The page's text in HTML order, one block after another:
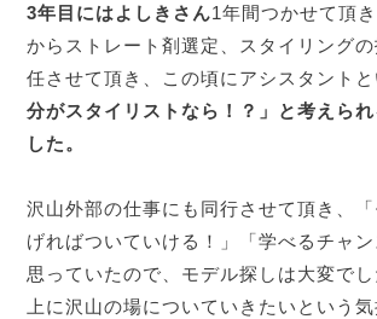
3年目にはよしきさん1年間つかせて頂
からストレート剤選定、スタイリング
任させて頂き、この頃にアシスタント
分がスタイリストなら！？」と考えら
した。
沢山外部の仕事にも同行させて頂き、
げればついていける！」「学べるチャ
思っていたので、モデル探しは大変で
上に沢山の場についていきたいという